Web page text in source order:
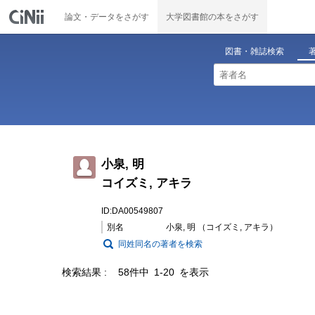
論文・データをさがす 大学図書館の本をさがす
図書・雑誌検索
小泉, 明
コイズミ, アキラ
ID:DA00549807
別名
小泉, 明 （コイズミ, アキラ）
同姓同名の著者を検索
検索結果 58件中 1-20 を表示